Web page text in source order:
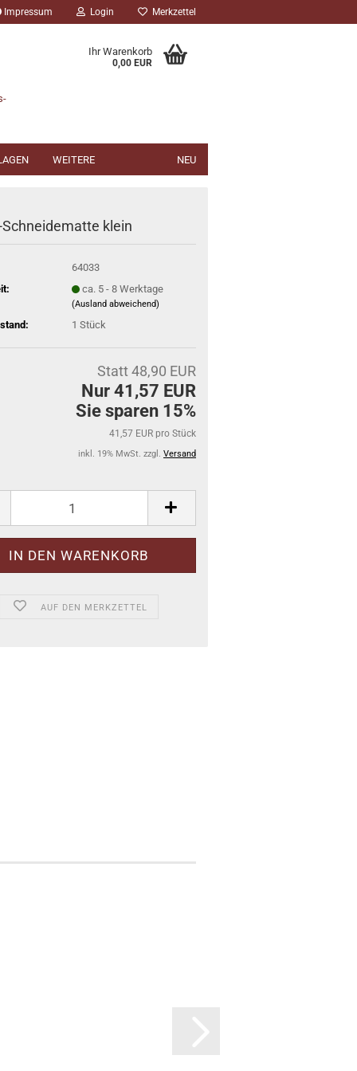
Impressum Login Merkzettel
Ihr Warenkorb
0,00 EUR
NEU
WEITERE
Schneidematte klein
64033
ca. 5 - 8 Werktage
(Ausland abweichend)
1 Stück
Statt 48,90 EUR
Nur 41,57 EUR
Sie sparen 15%
41,57 EUR pro Stück
inkl. 19% MwSt. zzgl. Versand
AUF DEN MERKZETTEL